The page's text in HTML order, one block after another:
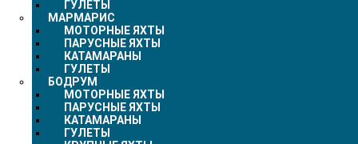
ГУЛЕТЫ
МАРМАРИС
МОТОРНЫЕ ЯХТЫ
ПАРУСНЫЕ ЯХТЫ
КАТАМАРАНЫ
ГУЛЕТЫ
БОДРУМ
МОТОРНЫЕ ЯХТЫ
ПАРУСНЫЕ ЯХТЫ
КАТАМАРАНЫ
ГУЛЕТЫ